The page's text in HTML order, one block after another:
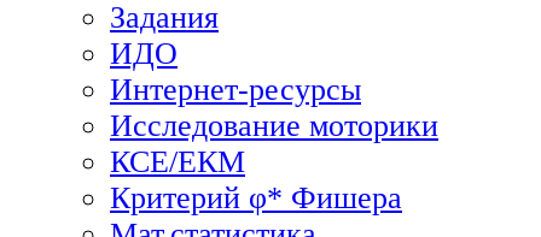
Задания
ИДО
Интернет-ресурсы
Исследование моторики
КСЕ/ЕКМ
Критерий φ* Фишера